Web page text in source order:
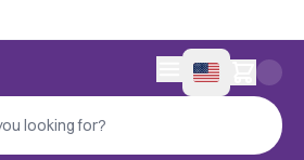
for?
0 items in cart